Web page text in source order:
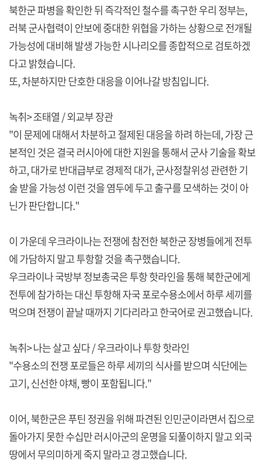
북한군 파병을 확인한 뒤 즉각적인 철수를 촉구한 우리 정부는,
러북 군사협력이 안보에 중대한 위협을 가하는 상황으로 전개될
가능성에 대비해 발생 가능한 시나리오를 종합적으로 검토하겠
다고 밝혔습니다.
또, 차분하지만 단호한 대응을 이어나갈 방침입니다.
녹취> 조태열 / 외교부 장관
"이 문제에 대해서 차분하고 절제된 대응을 하려 하는데, 가장 근
본적인 것은 결국 러시아에 대한 지원을 통해서 군사 기술을 확보
하고, 대가로 반대급부로 경제적 대가, 군사정찰위성 관련한 기
술 받을 가능성 이런 것을 염두에 두고 출구를 모색하는 것이 아
닌가 판단합니다."
이 가운데 우크라이나는 전쟁에 참전한 북한군 장병들에게 전투
에 가담하지 말고 투항할 것을 촉구했습니다.
우크라이나 국방부 정보총국은 투항 핫라인을 통해 북한군에게
전투에 참가하는 대신 투항해 자국 포로수용소에서 하루 세끼를
먹으며 전쟁이 끝날 때까지 기다리라고 한국어로 권고했습니다.
녹취> 나는 살고 싶다 / 우크라이나 투항 핫라인
"수용소의 전쟁 포로들은 하루 세끼의 식사를 받으며 식단에는
고기, 신선한 야채, 빵이 포함됩니다."
이어, 북한군은 푸틴 정권을 위해 파견된 인민군이라면서 집으로
돌아가지 못한 수십만 러시아군의 운명을 되풀이하지 말고 외국
땅에서 무의미하게 죽지 말라고 경고했습니다.